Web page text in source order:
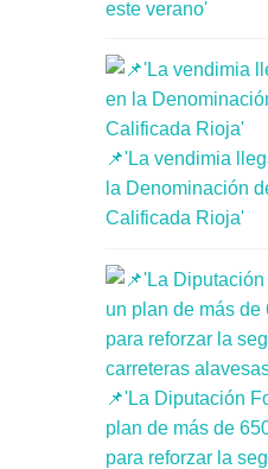
este verano'
📌'La vendimia
la Denominación
Calificada Rioja'
📌'La Diputación
plan de más de
para reforzar la